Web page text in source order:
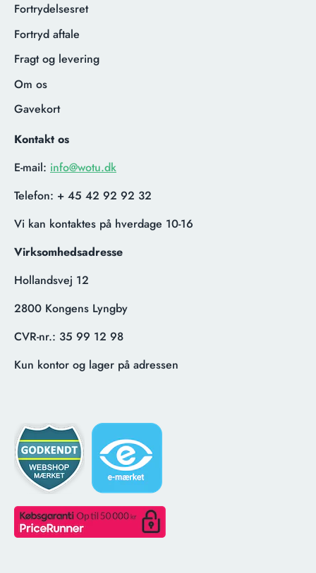
Fortrydelsesret
Fortryd aftale
Fragt og levering
Om os
Gavekort
Kontakt os
E-mail: info@wotu.dk
Telefon: + 45 42 92 92 32
Vi kan kontaktes på hverdage 10-16
Virksomhedsadresse
Hollandsvej 12
2800 Kongens Lyngby
CVR-nr.: 35 99 12 98
Kun kontor og lager på adressen